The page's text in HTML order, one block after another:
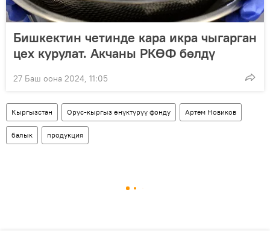
Бишкектин четинде кара икра чыгарган
цех курулат. Акчаны РКӨФ бөлдү
27 Баш оона 2024, 11:05
Кыргызстан Орус-кыргыз өнүктүрүү фонду Артем Новиков
балык продукция